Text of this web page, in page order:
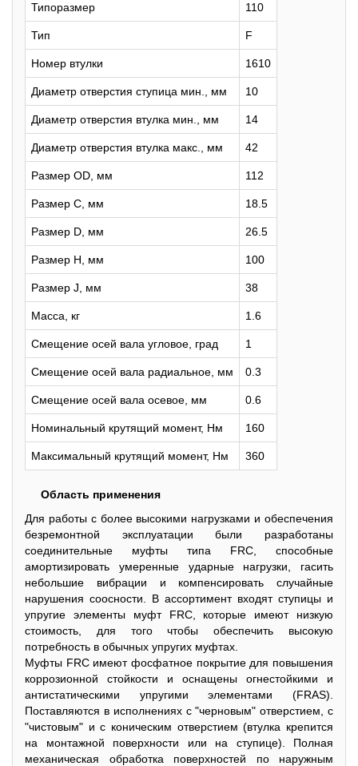
Типоразмер 110
Тип F
Номер втулки 1610
Диаметр отверстия ступица мин., мм 10
Диаметр отверстия втулка мин., мм 14
Диаметр отверстия втулка макс., мм 42
Размер OD, мм 112
Размер C, мм 18.5
Размер D, мм 26.5
Размер H, мм 100
Размер J, мм 38
Масса, кг 1.6
Смещение осей вала угловое, град 1
Смещение осей вала радиальное, мм 0.3
Смещение осей вала осевое, мм 0.6
Номинальный крутящий момент, Нм 160
Максимальный крутящий момент, Нм 360
Область применения
Для работы с более высокими нагрузками и обеспечения
безремонтной эксплуатации были разработаны
соединительные муфты типа FRC, способные
амортизировать умеренные ударные нагрузки, гасить
небольшие вибрации и компенсировать случайные
нарушения соосности. В ассортимент входят ступицы и
упругие элементы муфт FRC, которые имеют низкую
стоимость, для того чтобы обеспечить высокую
потребность в обычных упругих муфтах.
Муфты FRC имеют фосфатное покрытие для повышения
коррозионной стойкости и оснащены огнестойкими и
антистатическими упругими элементами (FRAS).
Поставляются в исполнениях с "черновым" отверстием, с
"чистовым" и с коническим отверстием (втулка крепится
на монтажной поверхности или на ступице). Полная
механическая обработка поверхностей по наружным